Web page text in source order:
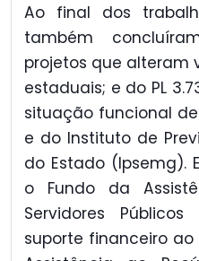
Ao final dos
também
projetos que alteram
estaduais; e do PL
situação funcional de
e do Instituto de
do Estado (Ipsemg).
o Fundo da
Servidores
suporte financeiro